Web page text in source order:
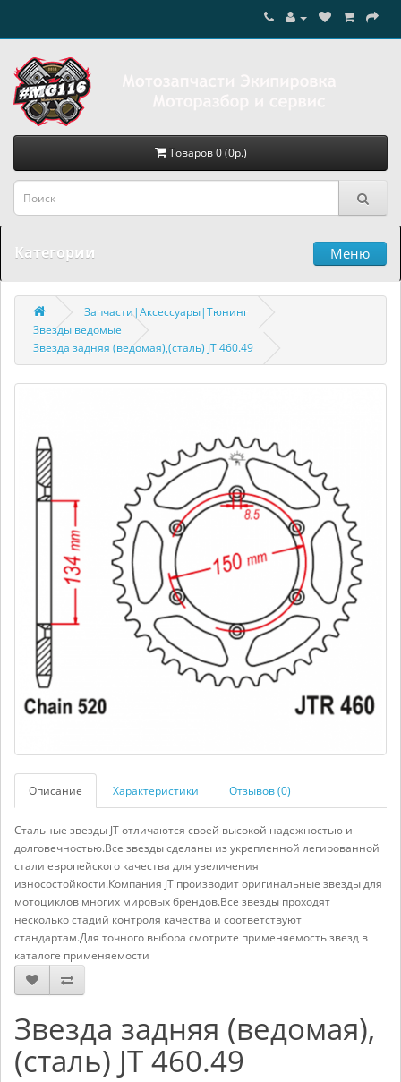
Товаров 0 (0р.)
Категории Меню
Запчасти|Аксессуары|Тюнинг
Звезды ведомые
Звезда задняя (ведомая),(сталь) JT 460.49
Описание Характеристики Отзывов (0)
Стальные звезды JT отличаются своей высокой надежностью и
долговечностью.Все звезды сделаны из укрепленной легированной
стали европейского качества для увеличения
износостойкости.Компания JT производит оригинальные звезды для
мотоциклов многих мировых брендов.Все звезды проходят
несколько стадий контроля качества и соответствуют
стандартам.Для точного выбора смотрите применяемость звезд в
каталоге применяемости
Звезда задняя (ведомая),
(сталь) JT 460.49